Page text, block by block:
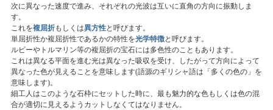
次に異なった速度で進み、それぞれの光波は互いに直角の方向に振動しま
す。
これを複屈折もしくは異方性と呼びます。
単屈折性か複屈折性であるかの特性を光学特徴と呼びます。
ルビーやトルマリン等の複屈折の宝石には多色性のこともあります。
これは異なる平面を進む光は異なった吸収を受け、したがって方向によって
異なった色が見えることを意味します(語源のギリシャ語は「多くの色の」を
意味します)。
細工人はこのような石枠にセットした時に、最も魅力的な色もしくは色の混
合が適切に見えるようカットしなくてはなりません。